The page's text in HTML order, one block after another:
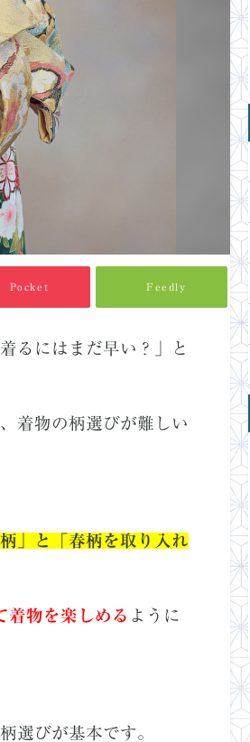
Pocket Feedly
るにはまだ早い？」と
着物の柄選びが難しい
」と「春柄を取り入れ
着物を楽しめる ように
選びが基本です。